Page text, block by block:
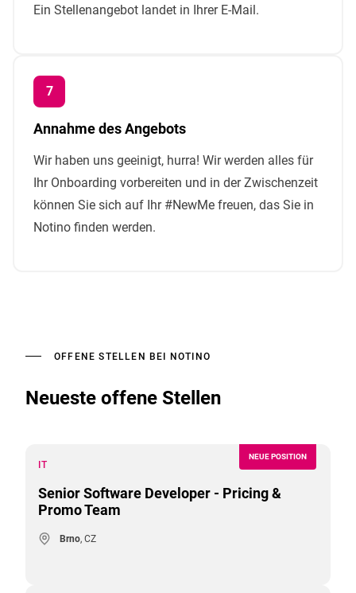
Ein Stellenangebot landet in Ihrer E-Mail.
Annahme des Angebots
Wir haben uns geeinigt, hurra! Wir werden alles für
Ihr Onboarding vorbereiten und in der Zwischenzeit
können Sie sich auf Ihr #NewMe freuen, das Sie in
Notino finden werden.
OFFENE STELLEN BEI NOTINO
Neueste offene Stellen
NEUE POSITION
IT
Senior Software Developer - Pricing &
Promo Team
Brno, CZ